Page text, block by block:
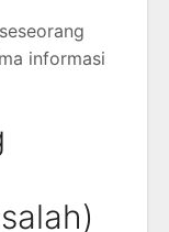
informasi